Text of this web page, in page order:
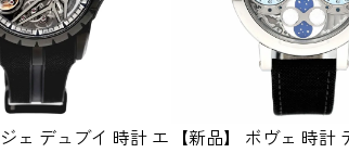
ェ デュブイ 時計 エ 【新品】 ボヴェ 時計